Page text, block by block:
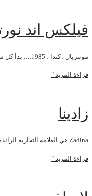
فيلكس اند
مونتريال ، كندا ، 1985…. بدأ كل شيء بملف تعريف ارتباط لذيذ وابتسامة. لاحظنا أنه عندما يأكل الناس ملفات تعريف الارتباط ، فإنهم عادة ما يبتسمون ، وهكذا
قراءة المزيد "
زادينا
Zadina هي العلامة التجارية الرائدة في متاجر الطهي في الفوعة والتي تعرض عجائب تمور الإمارات العربية المتحدة. عشاق الطعام ، انطلقوا في عالم مليء بالإغراء ولكنه صحي
قراءة المزيد "